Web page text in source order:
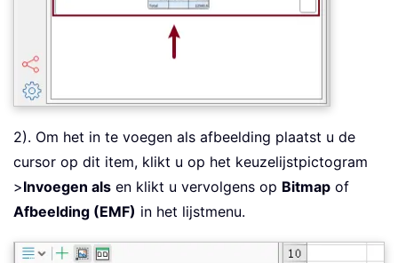
2). Om het in te voegen als afbeelding plaatst u de
cursor op dit item, klikt u op het keuzelijstpictogram
>Invoegen als en klikt u vervolgens op Bitmap of
Afbeelding (EMF) in het lijstmenu.